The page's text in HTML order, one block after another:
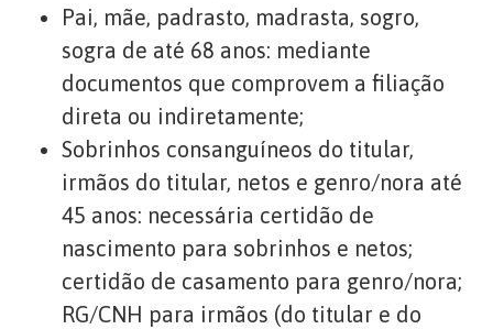
Pai, mãe, padrasto, madrasta, sogro,
sogra de até 68 anos: mediante
documentos que comprovem a filiação
direta ou indiretamente;
Sobrinhos consanguíneos do titular,
irmãos do titular, netos e genro/nora até
45 anos: necessária certidão de
nascimento para sobrinhos e netos;
certidão de casamento para genro/nora;
RG/CNH para irmãos (do titular e do